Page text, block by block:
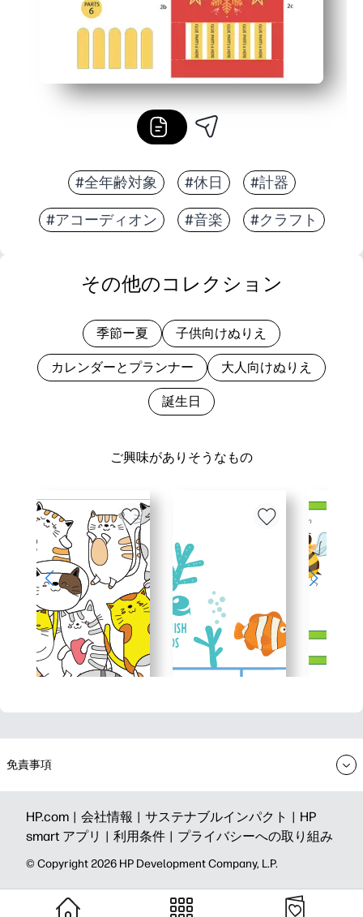
#全年齢対象 #休日 #計器
#アコーディオン #音楽 #クラフト
ご興味がありそうなもの
その他のコレクション
季節ー夏 子供向けぬりえ
カレンダーとプランナー 大人向けぬりえ
誕生日
免責事項
HP.com | 会社情報 | サステナブルインパクト | HP
smart アプリ | 利用条件 | プライバシーへの取り組み
©️ Copyright 2026 HP Development Company, L.P.